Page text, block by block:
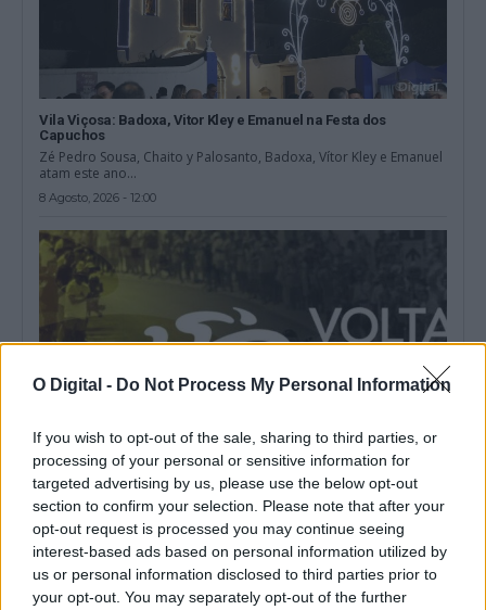
O Digital - Do Not Process My Personal Information
If you wish to opt-out of the sale, sharing to third parties, or
processing of your personal or sensitive information for
targeted advertising by us, please use the below opt-out
section to confirm your selection. Please note that after your
opt-out request is processed you may continue seeing
interest-based ads based on personal information utilized by
us or personal information disclosed to third parties prior to
your opt-out. You may separately opt-out of the further
Vila Viçosa: Badoxa, Vitor Kley e Emanuel na Festa dos
Capuchos
Zé Pedro Sousa, Chaito y Palosanto, Badoxa, Vítor Kley e Emanuel
atam este ano...
8 Agosto, 2026 - 12:00
Volta: Etapa mais longa com final em Elvas é a última talhada
para sprinters
O pelotão da 87.ª Volta a Portugal em bicicleta cumpre hoje a
mais longa...
8 Agosto, 2026 - 08:51